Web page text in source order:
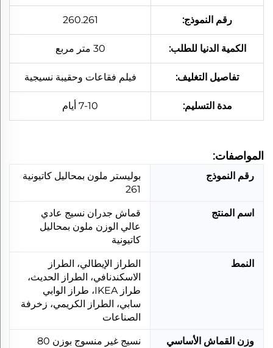
رقم النموذج: 260.261
الكمية الدنيا للطلب: 30 متر مربع
تفاصيل التغليف: فيلم فقاعات وحقيبة نسيجية
مدة التسليم: 7-10 أيام
المواصفات:
رقم النموذج
بوليستر ملون بمحاليل كاتيونية
261
اسم المنتج
قماش جدران نسيج عادي
عالي الوزن ملون بمحاليل
كاتيونية
النمط
الطراز الإيطالي، الطراز
الاسكندنافي، الطراز الحديث،
طراز IKEA، طراز الوابي
سابي، الطراز الكريمي، زخرفة
الصناعات
وزن القماش الأساسي
نسيج غير منسوج بوزن 80